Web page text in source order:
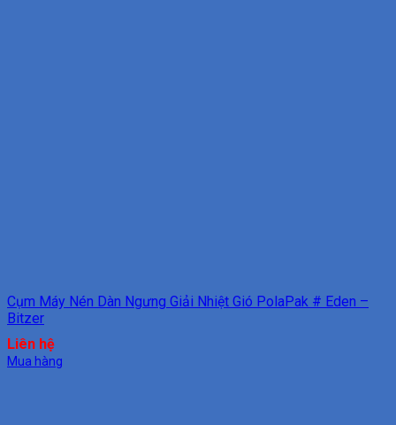
Cụm Máy Nén Dàn Ngưng Giải Nhiệt Gió PolaPak # Eden –
Bitzer
Liên hệ
Mua hàng